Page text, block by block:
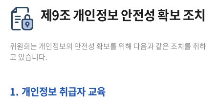
제9조 개인정보 안전성 확보 조치
위원회는 개인정보의 안전성 확보를 위해 다음과 같은 조치를 취하
고 있습니다.
1. 개인정보 취급자 교육